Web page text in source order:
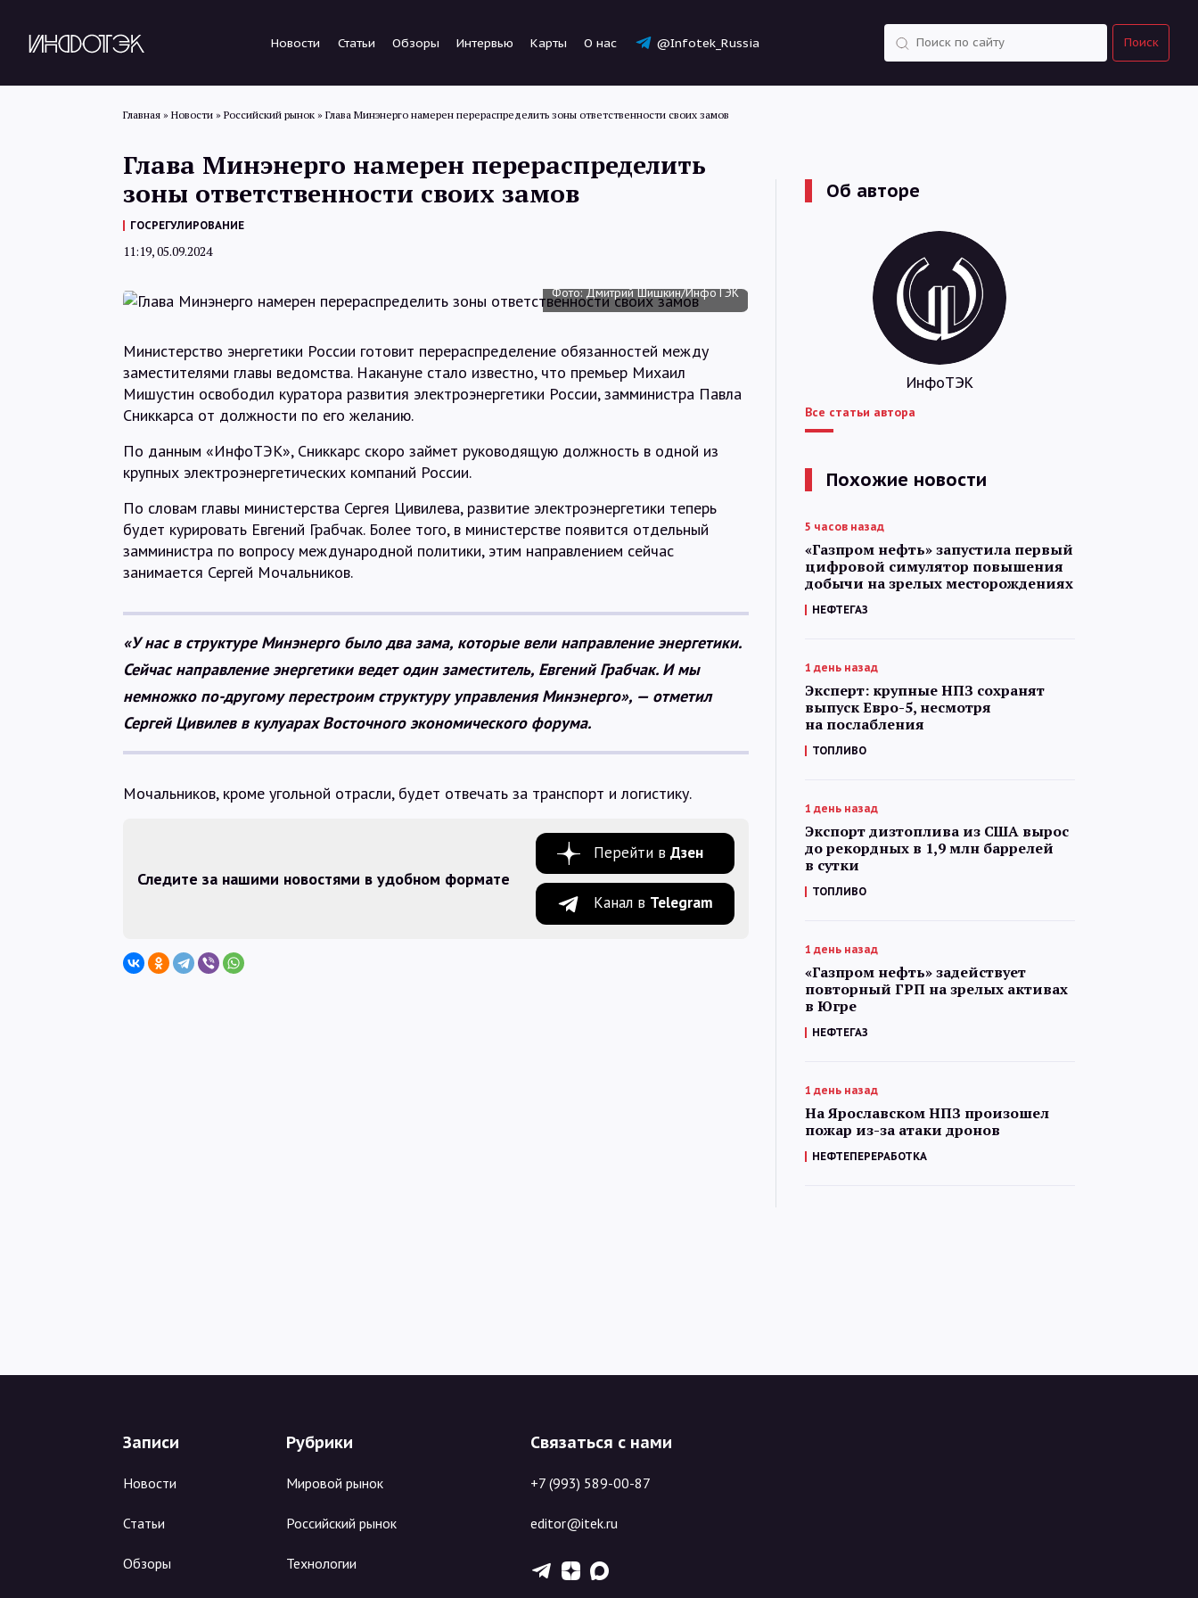
Новости Статьи Обзоры Интервью Карты О нас @Infotek_Russia Поиск
Статьи
Обзоры
Интервью
О нас
Главная » Новости » Российский рынок » Глава Минэнерго намерен перераспределить зоны ответственности своих замов
Глава Минэнерго намерен перераспределить
зоны ответственности своих замов
ГОСРЕГУЛИРОВАНИЕ
11:19, 05.09.2024
Фото: Дмитрий Шишкин/ИнфоТЭК
Министерство энергетики России готовит перераспределение обязанностей между
заместителями главы ведомства. Накануне стало известно, что премьер Михаил
Мишустин освободил куратора развития электроэнергетики России, замминистра Павла
Сниккарса от должности по его желанию.
По данным «ИнфоТЭК», Сниккарс скоро займет руководящую должность в одной из
крупных электроэнергетических компаний России.
По словам главы министерства Сергея Цивилева, развитие электроэнергетики теперь
будет курировать Евгений Грабчак. Более того, в министерстве появится отдельный
замминистра по вопросу международной политики, этим направлением сейчас
занимается Сергей Мочальников.
«У нас в структуре Минэнерго было два зама, которые вели направление энергетики.
Сейчас направление энергетики ведет один заместитель, Евгений Грабчак. И мы
немножко по-другому перестроим структуру управления Минэнерго», — отметил
Сергей Цивилев в кулуарах Восточного экономического форума.
Мочальников, кроме угольной отрасли, будет отвечать за транспорт и логистику.
Следите за нашими новостями в удобном формате
Перейти в Дзен
Канал в Telegram
Об авторе
ИнфоТЭК
Все статьи автора
Похожие новости
5 часов назад
«Газпром нефть» запустила первый
цифровой симулятор повышения
добычи на зрелых месторождениях
НЕФТЕГАЗ
1 день назад
Эксперт: крупные НПЗ сохранят
выпуск Евро-5, несмотря
на послабления
ТОПЛИВО
1 день назад
Экспорт дизтоплива из США вырос
до рекордных в 1,9 млн баррелей
в сутки
ТОПЛИВО
1 день назад
«Газпром нефть» задействует
повторный ГРП на зрелых активах
в Югре
НЕФТЕГАЗ
1 день назад
На Ярославском НПЗ произошел
пожар из-за атаки дронов
НЕФТЕПЕРЕРАБОТКА
Записи
Новости
Статьи
Обзоры
Рубрики
Мировой рынок
Российский рынок
Технологии
Связаться с нами
+7 (993) 589-00-87
editor@itek.ru
T Z X